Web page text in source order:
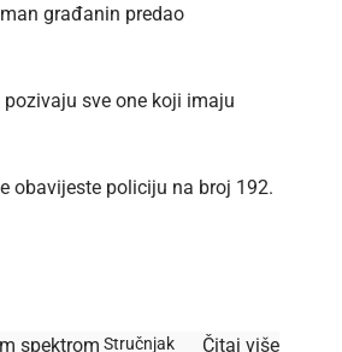
građanin predao
sve one koji imaju
obavijeste policiju na broj 192.
spektrom Stručnjak
Čitaj više